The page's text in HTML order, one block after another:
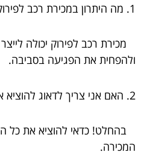
1. מה היתרון במכירת רכב לפירוק?
מכירת רכב לפירוק יכולה
ולהפחית את הפגיעה בסביבה.
2. האם אני צריך לדאוג להוציא את כל החפצים מהרכב?
בהחלט! כדאי להוציא את כל
המכירה.